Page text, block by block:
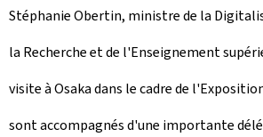
e
l
e
Stéphanie Obertin, ministre de la
la Recherche et de l'Enseignement
visite à Osaka dans le cadre de
sont accompagnés d'une importante